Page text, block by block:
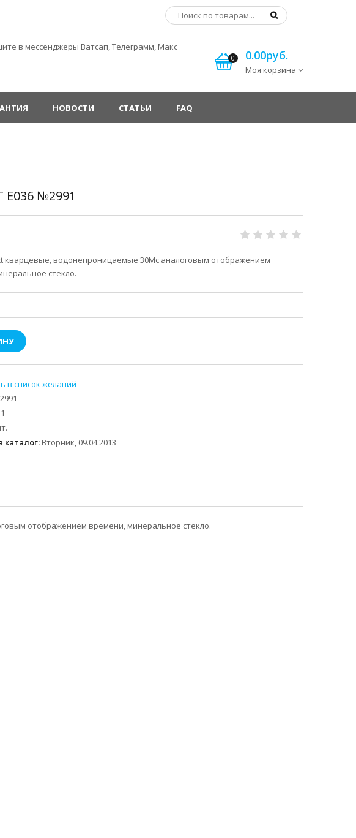
в мессенджеры Ватсап, Телеграмм, Макс
0 0.00руб.
Моя корзина
НОВОСТИ СТАТЬИ FAQ
E036 №2991
кварцевые, водонепроницаемые 30Мс аналоговым отображением
стекло.
каталог: Вторник, 09.04.2013
отображением времени, минеральное стекло.